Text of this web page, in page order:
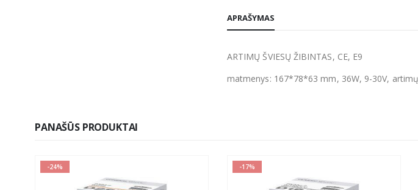
APRAŠYMAS
ARTIMŲ ŠVIESŲ ŽIBINTAS, CE, E9
matmenys: 167*78*63 mm, 36W, 9-30V,
PANAŠŪS PRODUKTAI
-24% -17%